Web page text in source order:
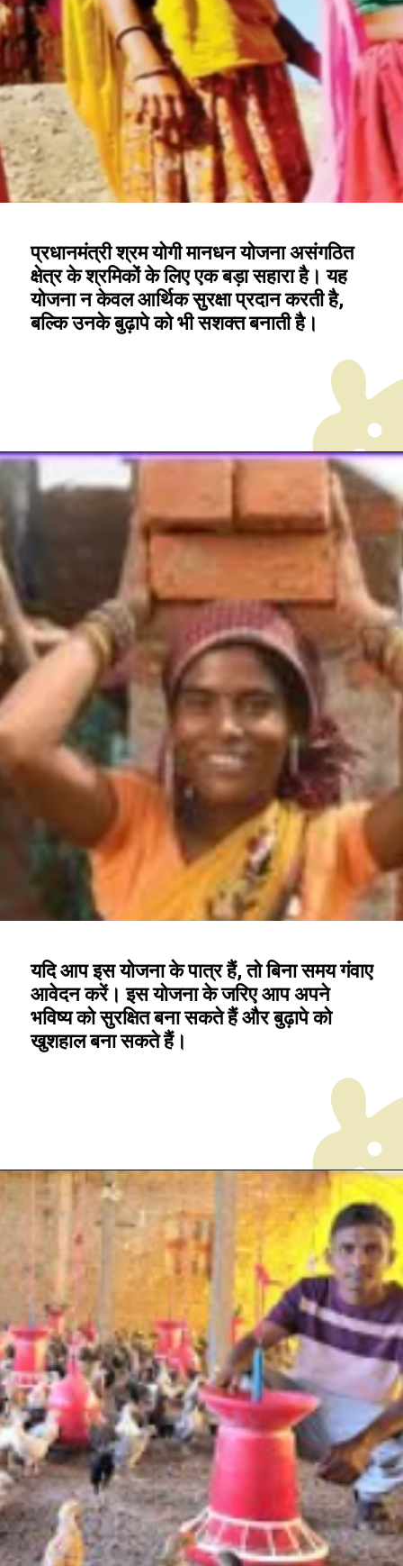
प्रधानमंत्री श्रम योगी मानधन योजना असंगठित
क्षेत्र के श्रमिकों के लिए एक बड़ा सहारा है। यह
योजना न केवल आर्थिक सुरक्षा प्रदान करती है,
बल्कि उनके बुढ़ापे को भी सशक्त बनाती है।
यदि आप इस योजना के पात्र हैं, तो बिना समय गंवाए
आवेदन करें। इस योजना के जरिए आप अपने
भविष्य को सुरक्षित बना सकते हैं और बुढ़ापे को
खुशहाल बना सकते हैं।